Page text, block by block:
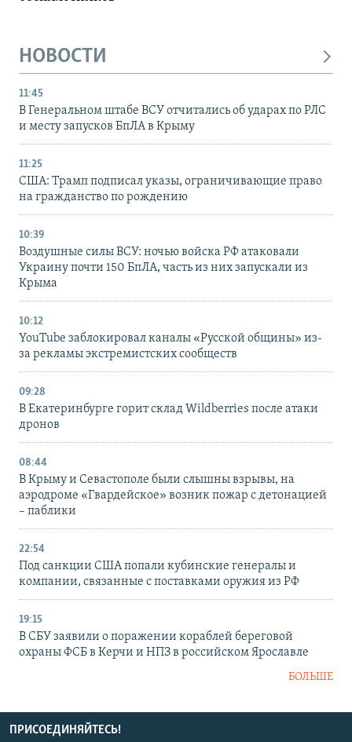
НОВОСТИ
11:45
В Генеральном штабе ВСУ отчитались об ударах по РЛС
и месту запусков БпЛА в Крыму
11:25
США: Трамп подписал указы, ограничивающие право
на гражданство по рождению
10:39
Воздушные силы ВСУ: ночью войска РФ атаковали
Украину почти 150 БпЛА, часть из них запускали из
Крыма
10:12
YouTube заблокировал каналы «Русской общины» из-
за рекламы экстремистских сообществ
09:28
В Екатеринбурге горит склад Wildberries после атаки
дронов
08:44
В Крыму и Севастополе были слышны взрывы, на
аэродроме «Гвардейское» возник пожар с детонацией
– паблики
22:54
Под санкции США попали кубинские генералы и
компании, связанные с поставками оружия из РФ
19:15
В СБУ заявили о поражении кораблей береговой
охраны ФСБ в Керчи и НПЗ в российском Ярославле
БОЛЬШЕ
ПРИСОЕДИНЯЙТЕСЬ!